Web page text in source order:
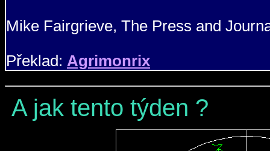
Mike Fairgrieve, The Press and
Překlad: Agrimonrix
A jak tento týden ?